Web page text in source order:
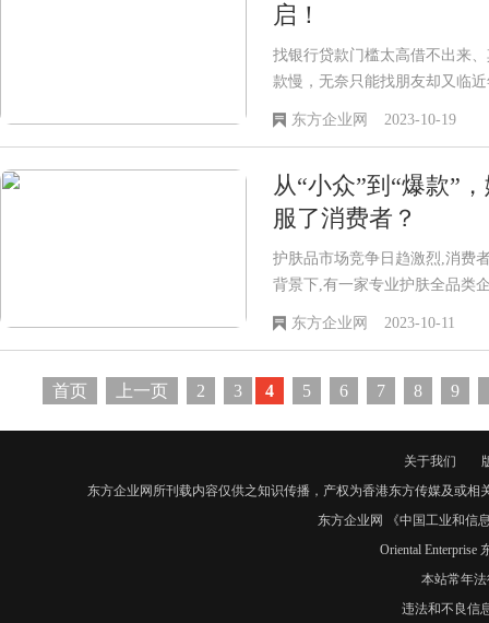
战略思考到实践落地，全方位
启！
找银行贷款门槛太高借不出来
款慢，无奈只能找朋友却又临
金筹备时间越来越短。度小满
东方企业网 2023-10-19
从“小众”到“爆款”
服了消费者？
护肤品市场竞争日趋激烈,消费
背景下,有一家专业护肤全品类
爆款品牌,赢得了无数消费者信
东方企业网 2023-10-11
首页 上一页 2 3 4 5 6 7 8 9
关于我们
东方企业网所刊载内容仅供之知识传播，产权为香港东方传媒及或
东方企业网 《中国工业和信
Oriental Enterprise
本站常年
违法和不良信